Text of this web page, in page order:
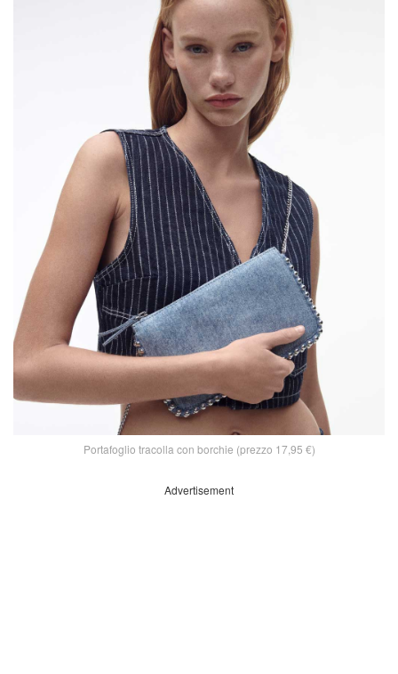
Portafoglio tracolla con borchie (prezzo 17,95 €)
Advertisement